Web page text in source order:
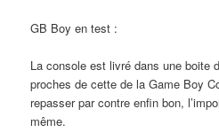
GB Boy en test :
La console est livré dans une boite
proches de cette de la Game Boy
repasser par contre enfin bon,
même.